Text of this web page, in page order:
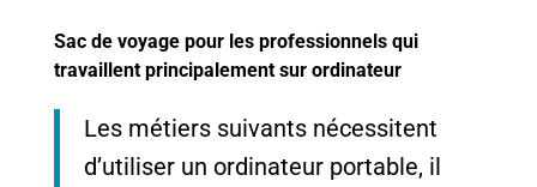
Sac de voyage pour les professionnels qui
travaillent principalement sur ordinateur
Les métiers suivants nécessitent
d’utiliser un ordinateur portable, il